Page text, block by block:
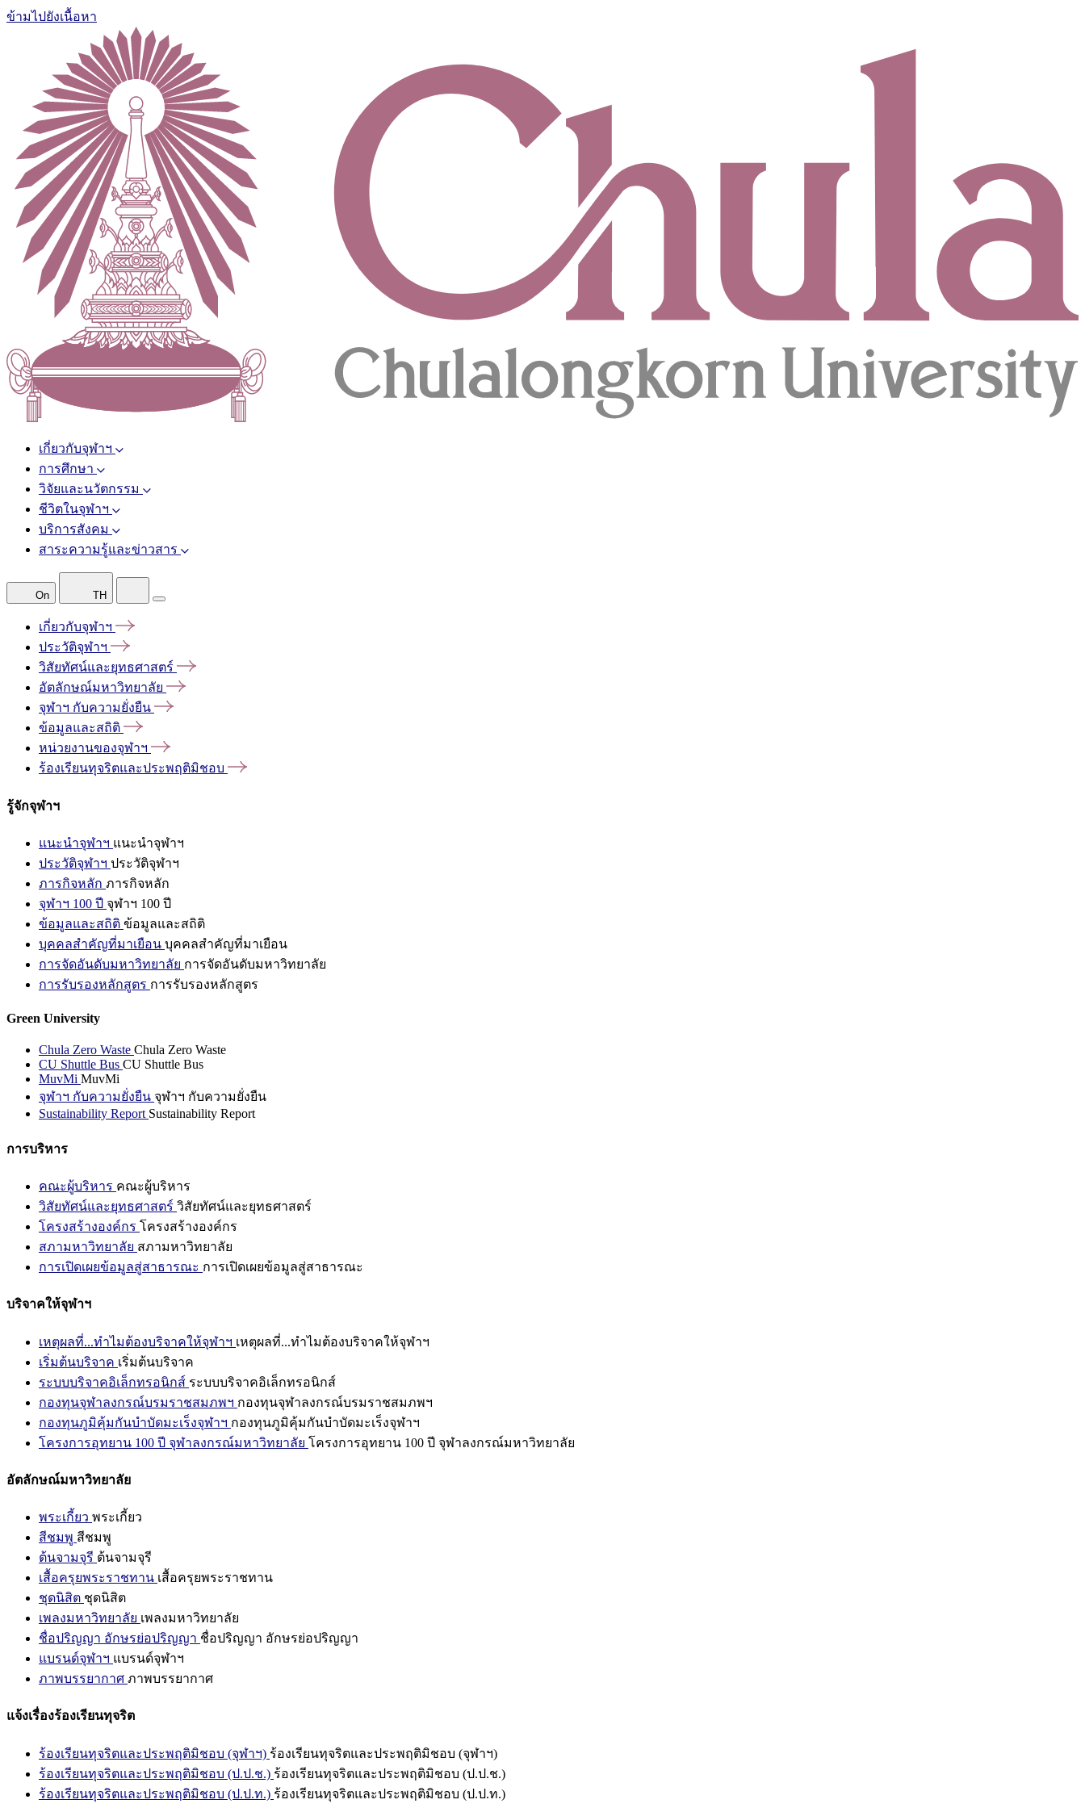
ข้ามไปยังเนื้อหา
เกี่ยวกับจุฬาฯ
การศึกษา
วิจัยและนวัตกรรม
ชีวิตในจุฬาฯ
บริการสังคม
สาระความรู้และข่าวสาร
On TH
เกี่ยวกับจุฬาฯ
ประวัติจุฬาฯ
วิสัยทัศน์และยุทธศาสตร์
อัตลักษณ์มหาวิทยาลัย
จุฬาฯ กับความยั่งยืน
ข้อมูลและสถิติ
หน่วยงานของจุฬาฯ
ร้องเรียนทุจริตและประพฤติมิชอบ
รู้จักจุฬาฯ
แนะนำจุฬาฯ แนะนำจุฬาฯ
ประวัติจุฬาฯ ประวัติจุฬาฯ
ภารกิจหลัก ภารกิจหลัก
จุฬาฯ 100 ปี จุฬาฯ 100 ปี
ข้อมูลและสถิติ ข้อมูลและสถิติ
บุคคลสำคัญที่มาเยือน บุคคลสำคัญที่มาเยือน
การจัดอันดับมหาวิทยาลัย การจัดอันดับมหาวิทยาลัย
การรับรองหลักสูตร การรับรองหลักสูตร
Green University
Chula Zero Waste Chula Zero Waste
CU Shuttle Bus CU Shuttle Bus
MuvMi MuvMi
จุฬาฯ กับความยั่งยืน จุฬาฯ กับความยั่งยืน
Sustainability Report Sustainability Report
การบริหาร
คณะผู้บริหาร คณะผู้บริหาร
วิสัยทัศน์และยุทธศาสตร์ วิสัยทัศน์และยุทธศาสตร์
โครงสร้างองค์กร โครงสร้างองค์กร
สภามหาวิทยาลัย สภามหาวิทยาลัย
การเปิดเผยข้อมูลสู่สาธารณะ การเปิดเผยข้อมูลสู่สาธารณะ
บริจาคให้จุฬาฯ
เหตุผลที่...ทำไมต้องบริจาคให้จุฬาฯ เหตุผลที่...ทำไมต้องบริจาคให้จุฬาฯ
เริ่มต้นบริจาค เริ่มต้นบริจาค
ระบบบริจาคอิเล็กทรอนิกส์ ระบบบริจาคอิเล็กทรอนิกส์
กองทุนจุฬาลงกรณ์บรมราชสมภพฯ กองทุนจุฬาลงกรณ์บรมราชสมภพฯ
กองทุนภูมิคุ้มกันบำบัดมะเร็งจุฬาฯ กองทุนภูมิคุ้มกันบำบัดมะเร็งจุฬาฯ
โครงการอุทยาน 100 ปี จุฬาลงกรณ์มหาวิทยาลัย โครงการอุทยาน 100 ปี จุฬาลงกรณ์มหาวิทยาลัย
อัตลักษณ์มหาวิทยาลัย
พระเกี้ยว พระเกี้ยว
สีชมพู สีชมพู
ต้นจามจุรี ต้นจามจุรี
เสื้อครุยพระราชทาน เสื้อครุยพระราชทาน
ชุดนิสิต ชุดนิสิต
เพลงมหาวิทยาลัย เพลงมหาวิทยาลัย
ชื่อปริญญา อักษรย่อปริญญา ชื่อปริญญา อักษรย่อปริญญา
แบรนด์จุฬาฯ แบรนด์จุฬาฯ
ภาพบรรยากาศ ภาพบรรยากาศ
แจ้งเรื่องร้องเรียนทุจริต
ร้องเรียนทุจริตและประพฤติมิชอบ (จุฬาฯ) ร้องเรียนทุจริตและประพฤติมิชอบ (จุฬาฯ)
ร้องเรียนทุจริตและประพฤติมิชอบ (ป.ป.ช.) ร้องเรียนทุจริตและประพฤติมิชอบ (ป.ป.ช.)
ร้องเรียนทุจริตและประพฤติมิชอบ (ป.ป.ท.) ร้องเรียนทุจริตและประพฤติมิชอบ (ป.ป.ท.)